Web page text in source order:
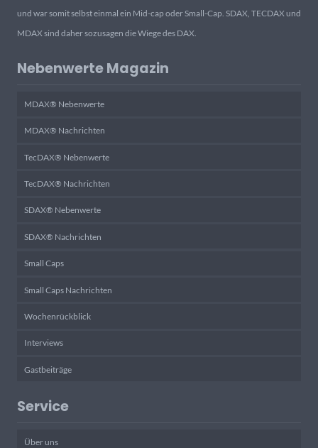
und war somit selbst einmal ein Mid-cap oder Small-Cap. SDAX, TECDAX und
MDAX sind daher sozusagen die Wiege des DAX.
Nebenwerte Magazin
MDAX® Nebenwerte
MDAX® Nachrichten
TecDAX® Nebenwerte
TecDAX® Nachrichten
SDAX® Nebenwerte
SDAX® Nachrichten
Small Caps
Small Caps Nachrichten
Wochenrückblick
Interviews
Gastbeiträge
Service
Über uns